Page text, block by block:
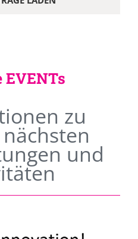
EVENTs
zu
und